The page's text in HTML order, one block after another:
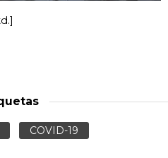
COVID-19